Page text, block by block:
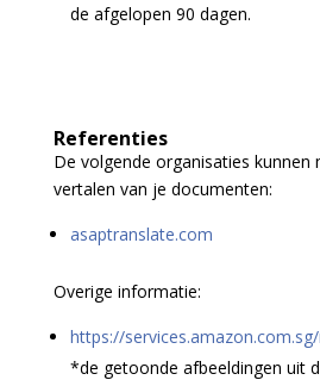
de afgelopen 90 dagen.
Referenties
De volgende organisaties kunnen
vertalen van je documenten:
asaptranslate.com
Overige informatie:
https://
*de getoonde afbeeldingen uit